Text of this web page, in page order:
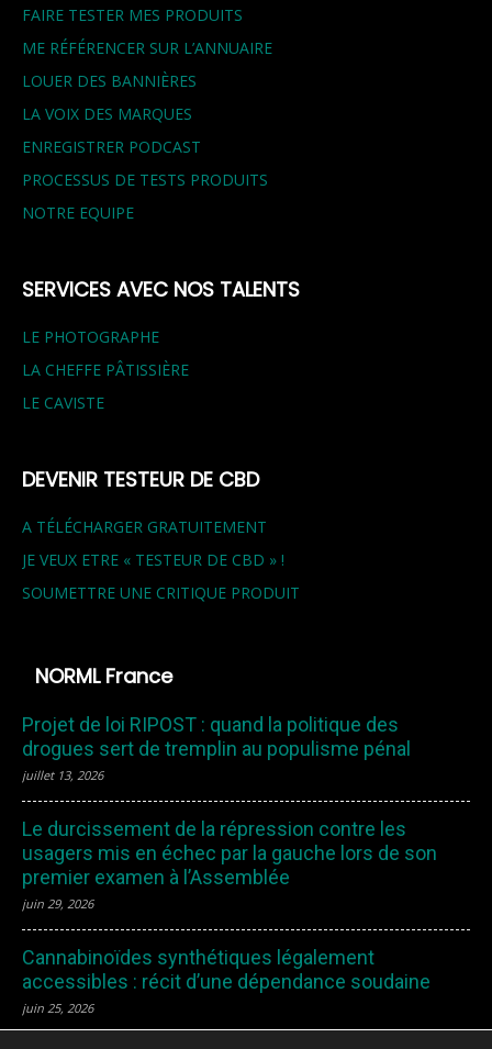
FAIRE TESTER MES PRODUITS
ME RÉFÉRENCER SUR L’ANNUAIRE
LOUER DES BANNIÈRES
LA VOIX DES MARQUES
ENREGISTRER PODCAST
PROCESSUS DE TESTS PRODUITS
NOTRE EQUIPE
SERVICES AVEC NOS TALENTS
LE PHOTOGRAPHE
LA CHEFFE PÂTISSIÈRE
LE CAVISTE
DEVENIR TESTEUR DE CBD
A TÉLÉCHARGER GRATUITEMENT
JE VEUX ETRE « TESTEUR DE CBD » !
SOUMETTRE UNE CRITIQUE PRODUIT
NORML France
Projet de loi RIPOST : quand la politique des
drogues sert de tremplin au populisme pénal
juillet 13, 2026
Le durcissement de la répression contre les
usagers mis en échec par la gauche lors de son
premier examen à l’Assemblée
juin 29, 2026
Cannabinoïdes synthétiques légalement
accessibles : récit d’une dépendance soudaine
juin 25, 2026